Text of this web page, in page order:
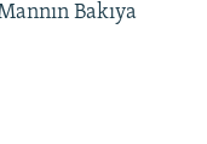
Bakıya